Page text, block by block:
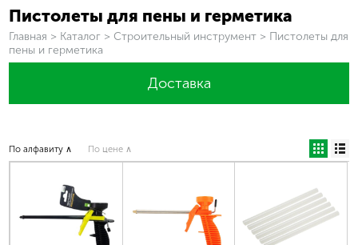
Пистолеты для пены и герметика
Вы здесь
Главная > Каталог > Строительный инструмент > Пистолеты для
пены и герметика
Доставка
По алфавиту ∧ По цене ∧